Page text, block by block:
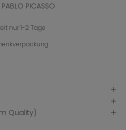
PABLO PICASSO
nur 1-2 Tage
Quality)